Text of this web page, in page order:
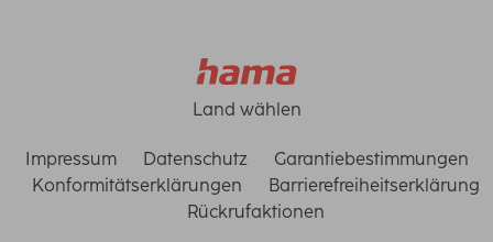
Land wählen
Impressum Datenschutz
Garantiebestimmungen
Konformitätserklärungen
Barrierefreiheitserklärung
Rückrufaktionen